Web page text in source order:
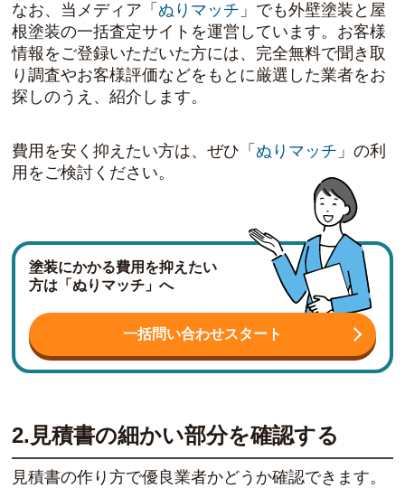
なお、当メディア「 ぬりマッチ 」でも外壁塗装と屋
根塗装の一括査定サイトを運営しています。お客様
情報をご登録いただいた方には、完全無料で聞き取
り調査やお客様評価などをもとに厳選した業者をお
探しのうえ、紹介します。
費用を安く抑えたい方は、ぜひ「 ぬりマッチ 」の利
用をご検討ください。
塗装にかかる費用を抑えたい
方は「ぬりマッチ」へ
一括問い合わせスタート
2.見積書の細かい部分を確認する
見積書の作り方で優良業者かどうか確認できます。